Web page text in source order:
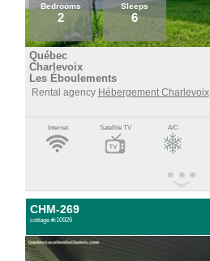
Bedrooms
2
Sleeps
6
Québec
Charlevoix
Les Éboulements
Rental agency Hébergement Charlevoix
Internet Satellite TV A/C
CHM-269
cottage #:10926